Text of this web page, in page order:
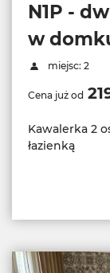
N1P -
w
miejsc: 2
Cena już od
Kawalerka 2
łazienką